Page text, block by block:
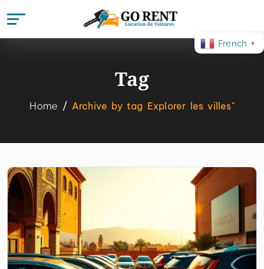
Tag
Home Archive by tag Explorer les villes"
French ▼